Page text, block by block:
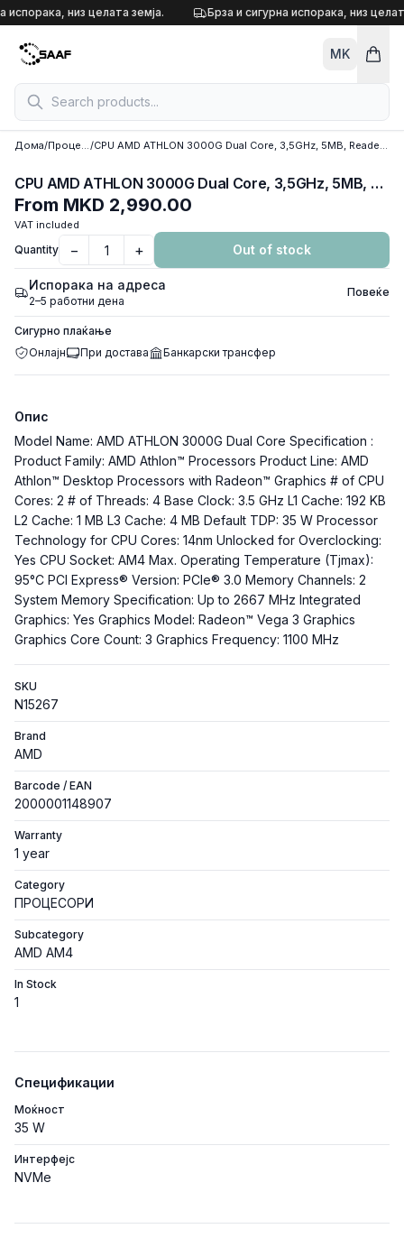
Skip to content
испорака, низ целата земја. Брза и сигурна испорака, низ
MK
Дома/ Процесори/ CPU AMD ATHLON 3000G Dual Core, 3,5GHz, 5MB, Readeon Vega 3 Graphics Tray/ 1
CPU AMD ATHLON 3000G Dual Core, 3,5GHz, 5MB, Readeon Vega 3 Graphics Tray/ 1
From MKD 2,990.00
VAT included
Quantity − + Out of stock
Испорака на адреса
2–5 работни дена
Повеќе
Сигурно плаќање
Онлајн
При достава Банкарски трансфер
Опис
Model Name: AMD ATHLON 3000G Dual Core Specification :
Product Family: AMD Athlon™ Processors Product Line: AMD
Athlon™ Desktop Processors with Radeon™ Graphics # of CPU
Cores: 2 # of Threads: 4 Base Clock: 3.5 GHz L1 Cache: 192 KB
L2 Cache: 1 MB L3 Cache: 4 MB Default TDP: 35 W Processor
Technology for CPU Cores: 14nm Unlocked for Overclocking:
Yes CPU Socket: AM4 Max. Operating Temperature (Tjmax):
95°C PCI Express® Version: PCIe® 3.0 Memory Channels: 2
System Memory Specification: Up to 2667 MHz Integrated
Graphics: Yes Graphics Model: Radeon™ Vega 3 Graphics
Graphics Core Count: 3 Graphics Frequency: 1100 MHz
SKU
N15267
Brand
AMD
Barcode / EAN
2000001148907
Warranty
1 year
Category
ПРОЦЕСОРИ
Subcategory
AMD AM4
In Stock
1
Спецификации
Моќност
35 W
Интерфејс
NVMe